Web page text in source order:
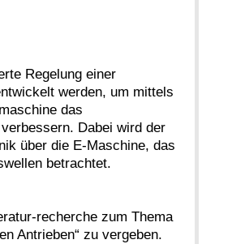
Regelung einer
werden, um mittels
das
Dabei wird der
über die E-Maschine, das
betrachtet.
recherche zum Thema
Antrieben“ zu vergeben.